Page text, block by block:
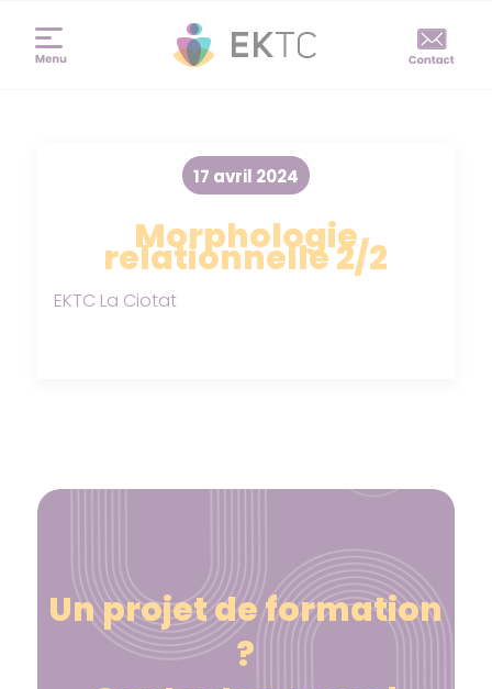
Morphologie
relationnelle 2/2
17 avril 2024
EKTC La Ciotat
Un projet de formation
?